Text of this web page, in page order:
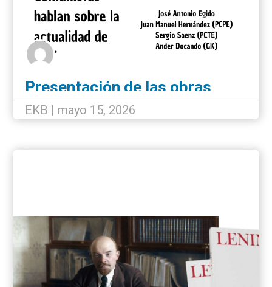
Presentación de las obras
completas de Lenin en Bilbao
EKB | mayo 15, 2026